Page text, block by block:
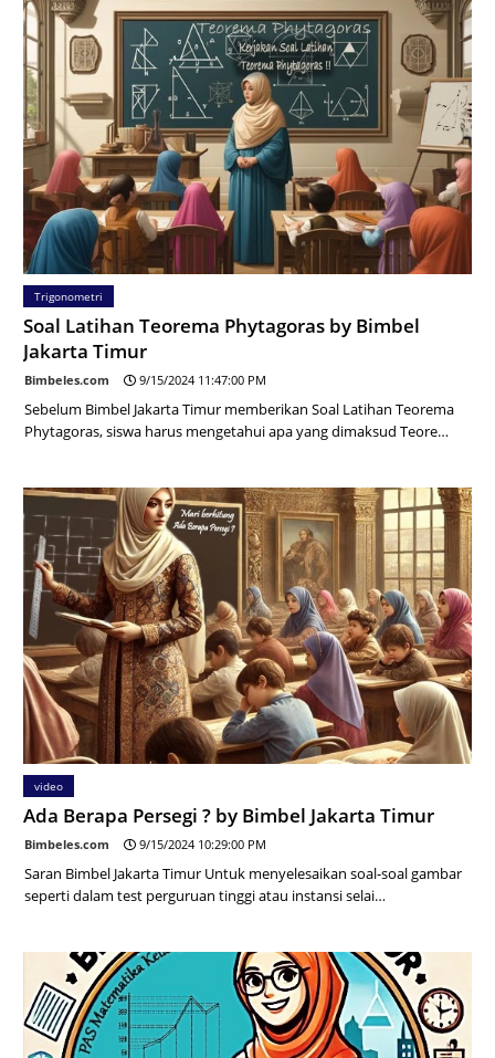
Trigonometri
Soal Latihan Teorema Phytagoras by Bimbel
Jakarta Timur
Bimbeles.com 9/15/2024 11:47:00 PM
Sebelum Bimbel Jakarta Timur memberikan Soal Latihan Teorema
Phytagoras, siswa harus mengetahui apa yang dimaksud Teore…
video
Ada Berapa Persegi ? by Bimbel Jakarta Timur
Bimbeles.com 9/15/2024 10:29:00 PM
Saran Bimbel Jakarta Timur Untuk menyelesaikan soal-soal gambar
seperti dalam test perguruan tinggi atau instansi selai…